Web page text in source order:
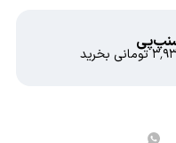
تومانی بخرید